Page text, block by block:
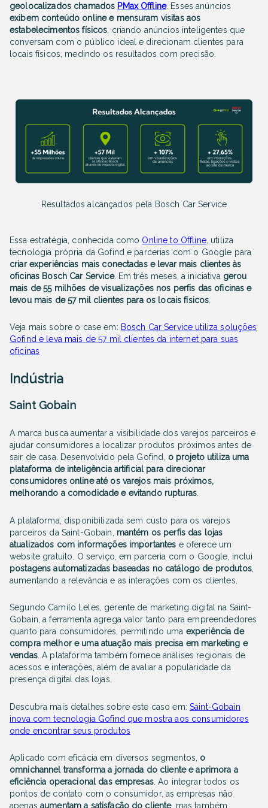
geolocalizados chamados PMax Offline. Esses anúncios
exibem conteúdo online e mensuram visitas aos
estabelecimentos físicos, criando anúncios inteligentes que
conversam com o público ideal e direcionam clientes para
locais físicos, medindo os resultados com precisão.
Resultados alcançados pela Bosch Car Service
Essa estratégia, conhecida como Online to Offline, utiliza
tecnologia própria da Gofind e parcerias com o Google para
criar experiências mais conectadas e levar mais clientes às
oficinas Bosch Car Service. Em três meses, a iniciativa gerou
mais de 55 milhões de visualizações nos perfis das oficinas e
levou mais de 57 mil clientes para os locais físicos
Veja mais sobre o case em: Bosch Car Service utiliza soluções
Gofind e leva mais de 57 mil clientes da internet para suas
oficinas
Indústria
Saint Gobain
A marca busca aumentar a visibilidade dos varejos parceiros e
ajudar consumidores a localizar produtos próximos antes de
sair de casa. Desenvolvido pela Gofind, o projeto utiliza uma
plataforma de inteligência artificial para direcionar
consumidores online até os varejos mais próximos,
melhorando a comodidade e evitando rupturas
A plataforma, disponibilizada sem custo para os varejos
parceiros da Saint-Gobain, mantém os perfis das lojas
atualizados com informações importantes e oferece um
website gratuito. O serviço, em parceria com o Google, inclui
postagens automatizadas baseadas no catálogo de produtos,
aumentando a relevância e as interações com os clientes.
Segundo Camilo Leles, gerente de marketing digital na Saint-
Gobain, a ferramenta agrega valor tanto para empreendedores
quanto para consumidores, permitindo uma experiência de
compra melhor e uma atuação mais precisa em marketing e
vendas. A plataforma também fornece análises regionais de
acessos e interações, além de avaliar a popularidade da
presença digital das lojas.
Descubra mais detalhes sobre este caso em:Saint-Gobain
inova com tecnologia Gofind que mostra aos consumidores
onde encontrar seus produtos
Aplicado com eficácia em diversos segmentos, o
omnichannel transforma a jornada do cliente e aprimora a
eficiência operacional das empresas. Ao integrar todos os
pontos de contato com o consumidor, as empresas não
apenas aumentam a satisfação do cliente, mas também